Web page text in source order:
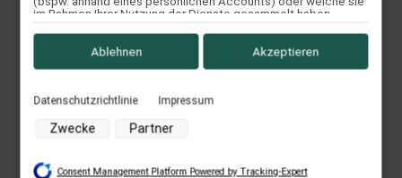
Weiterlesen
Quick View
Impuls Contour
Weiterlesen
Quick View
im Rahmen Ihrer Nutzung der Dienste gesammelt haben
Nutzung von Cookies und Pixeln können Sie jederzeit
widerrufen, indem Sie auf den Datenschutz-Button links unten
klicken und dort die entsprechenden Anpassungen
Zwecke der Datenverarbeitung durch unsere Partner:
Endgerät
Datenschutzrichtlinie Impressum
Zwecke Partner
Ablehnen Akzeptieren
Consent Management Platform Powered by Tracking-Expert